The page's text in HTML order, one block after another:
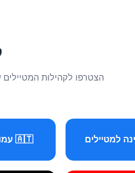
הצטרפו לקהילות המטיילים
🇦🇹 עמוד וינה למטיילים